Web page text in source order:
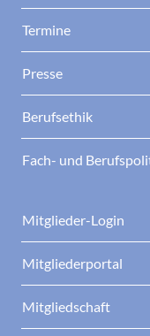
Termine
Presse
Berufsethik
Fach- und
Mitglieder-Login
Mitgliederportal
Mitgliedschaft